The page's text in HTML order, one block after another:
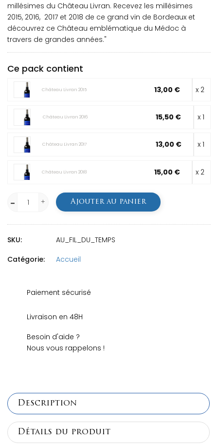
millésimes du Château Livran. Recevez les millésimes
2015, 2016, 2017 et 2018 de ce grand vin de Bordeaux et
découvrez ce Château emblématique du Médoc à
travers de grandes années."
Ce pack contient
Château Livran 2015 13,00 € x 2
Château Livran 2016 15,50 € x 1
Château Livran 2017 13,00 € x 1
Château Livran 2018 15,00 € x 2
Ajouter au panier
SKU:
AU_FIL_DU_TEMPS
Catégorie:
Accueil
Paiement sécurisé
Livraison en 48H
Besoin d'aide ?
Nous vous rappelons !
Description
Détails du produit